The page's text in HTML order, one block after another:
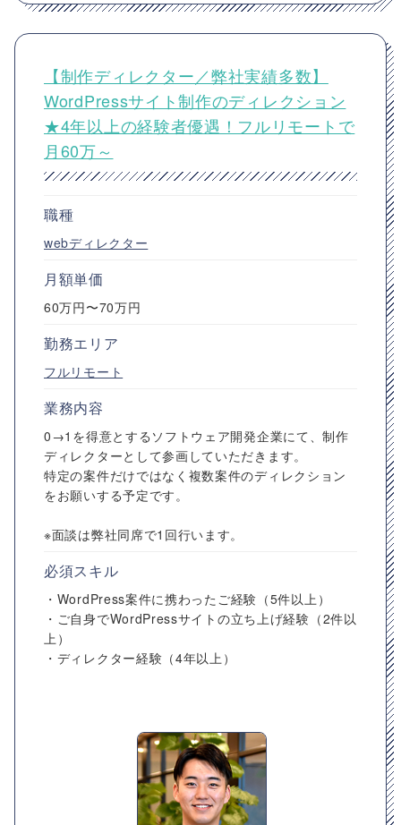
【制作ディレクター／弊社実績多数】
WordPressサイト制作のディレクション
★4年以上の経験者優遇！フルリモートで
月60万～
職種
webディレクター
月額単価
60万円〜70万円
勤務エリア
フルリモート
業務内容
0→1を得意とするソフトウェア開発企業にて、制作
ディレクターとして参画していただきます。
特定の案件だけではなく複数案件のディレクション
をお願いする予定です。
※面談は弊社同席で1回行います。
必須スキル
・WordPress案件に携わったご経験（5件以上）
・ご自身でWordPressサイトの立ち上げ経験（2件以
上）
・ディレクター経験（4年以上）